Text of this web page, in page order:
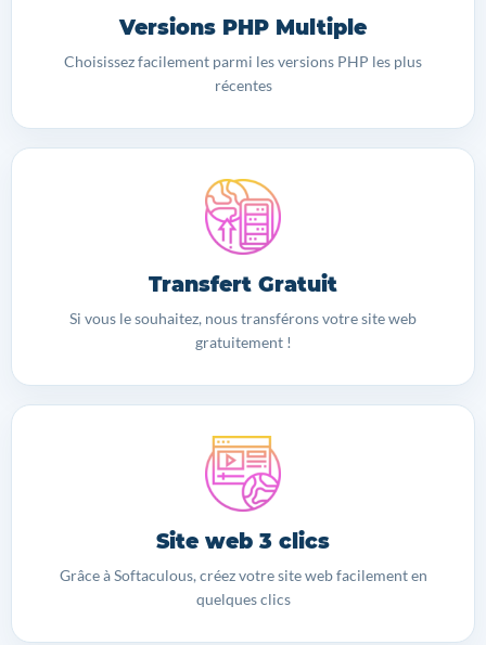
Versions PHP Multiple
Choisissez facilement parmi les versions PHP les plus
récentes
Transfert Gratuit
Si vous le souhaitez, nous transférons votre site web
gratuitement !
Site web 3 clics
Grâce à Softaculous, créez votre site web facilement en
quelques clics